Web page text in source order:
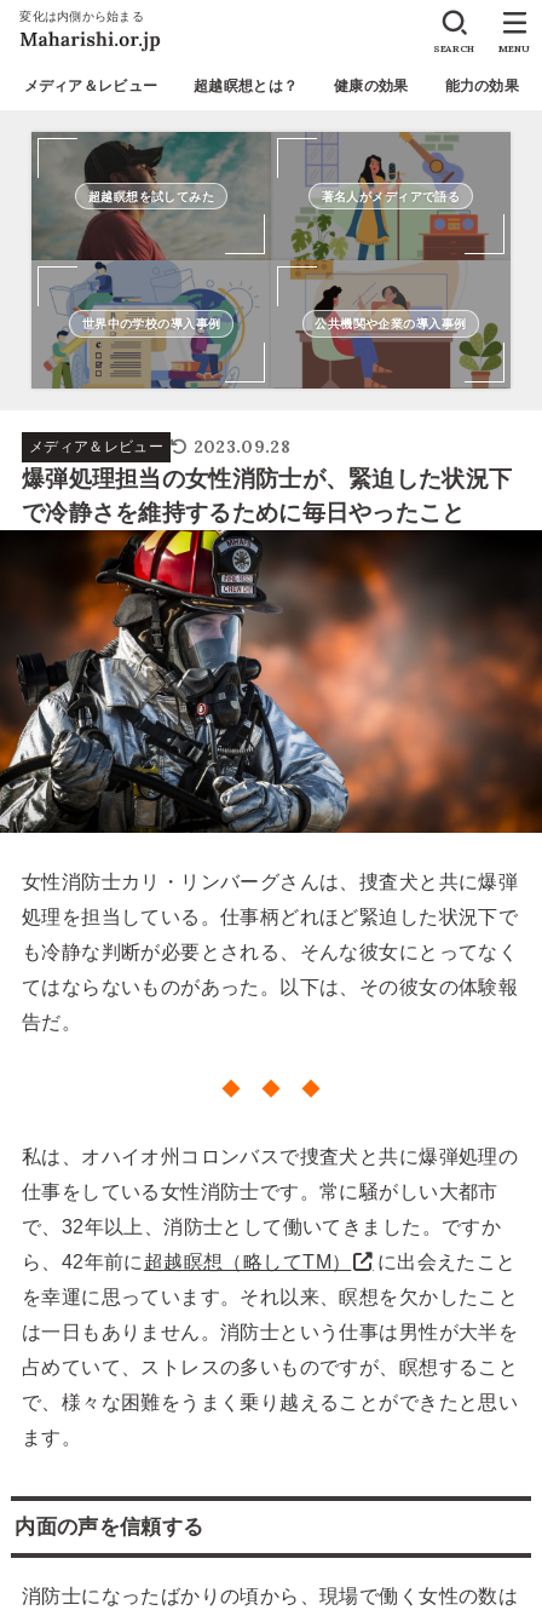
変化は内側から始まる
メディア＆レビュー 超越瞑想とは？ 健康の効果 能力の効果
SEARCH MENU
超越瞑想を試してみた 著名人がメディアで語る
世界中の学校の導入事例 公共機関や企業の導入事例
メディア＆レビュー 2023.09.28
爆弾処理担当の女性消防士が、緊迫した状況下
で冷静さを維持するために毎日やったこと
女性消防士カリ・リンバーグさんは、捜査犬と共に爆弾
処理を担当している。仕事柄どれほど緊迫した状況下で
も冷静な判断が必要とされる、そんな彼女にとってなく
てはならないものがあった。以下は、その彼女の体験報
告だ。
◆ ◆ ◆
私は、オハイオ州コロンバスで捜査犬と共に爆弾処理の
仕事をしている女性消防士です。常に騒がしい大都市
で、32年以上、消防士として働いてきました。ですか
ら、42年前に 超越瞑想（略してTM）
に出会えたこと
を幸運に思っています。それ以来、瞑想を欠かしたこと
は一日もありません。消防士という仕事は男性が大半を
占めていて、ストレスの多いものですが、瞑想すること
で、様々な困難をうまく乗り越えることができたと思い
ます。
内面の声を信頼する
消防士になったばかりの頃から、現場で働く女性の数は